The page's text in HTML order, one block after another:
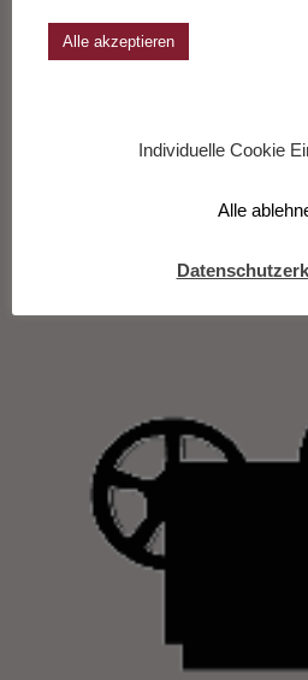
Neu im Kino M. Pierre
Alle akzeptieren
Individuelle Cookie
Alle